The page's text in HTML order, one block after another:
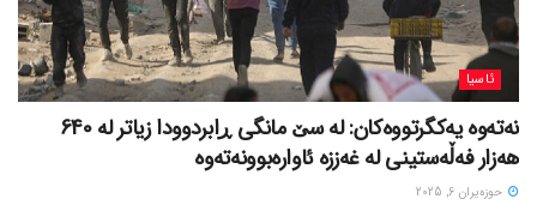
ئاسیا
نەتەوە یەکگرتووەکان: لە سێ مانگی ڕابردوودا زیاتر لە 640
هەزار فەڵەستینی لە غەززە ئاوارەبوونەتەوە
حوزه‌یران 6, 2025